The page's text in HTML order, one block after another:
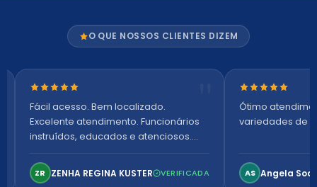
O QUE NOSSOS CLIENTES DIZEM
Nota 5 de 5 estrelas
Fácil acesso. Bem localizado.
Excelente atendimento. Funcionários
instruídos, educados e atenciosos.
confortável. Perfeito!
ZR ZENHA REGINA KUSTER VERIFICADA
Nota 5 de 5
Ótimo
variedades de
AS Angela